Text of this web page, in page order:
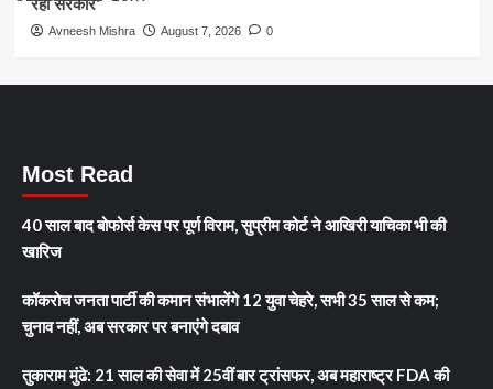
रही सरकार’
Avneesh Mishra August 7, 2026 0
Most Read
40 साल बाद बोफोर्स केस पर पूर्ण विराम, सुप्रीम कोर्ट ने आखिरी याचिका भी की
खारिज
कॉकरोच जनता पार्टी की कमान संभालेंगे 12 युवा चेहरे, सभी 35 साल से कम;
चुनाव नहीं, अब सरकार पर बनाएंगे दबाव
तुकाराम मुंढे: 21 साल की सेवा में 25वीं बार ट्रांसफर, अब महाराष्ट्र FDA की